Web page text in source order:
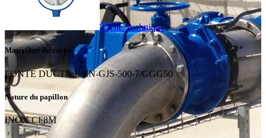
Fiche Technique
Matériaux du corps
FONTE DUCTILE EN-GJS-500-7/GGG50
Nature du papillon
INOX CF8M